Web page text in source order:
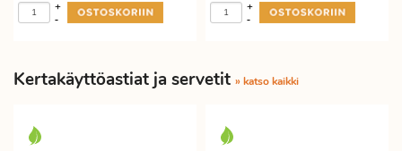
-
+
-
+
Kertakäyttöastiat ja servetit » katso kaikki